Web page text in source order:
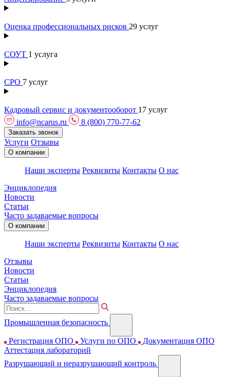
Оценка профессиональных рисков 29 услуг
СОУТ 1 услуга
СРО 7 услуг
Кадровый сервис и документооборот 17 услуг
info@ncarus.ru
8 (800) 770-77-62
Заказать звонок
Услуги Отзывы
О компании
Наши эксперты Реквизиты Контакты О нас
Энциклопедия
Новости
Статьи
Часто задаваемые вопросы
О компании
Наши эксперты Реквизиты Контакты О нас
Отзывы
Новости
Статьи
Энциклопедия
Часто задаваемые вопросы
Промышленная безопасность
Регистрация ОПО Услуги по ОПО
Документация ОПО
Аттестация лабораторий
Разрушающий и неразрушающий контроль